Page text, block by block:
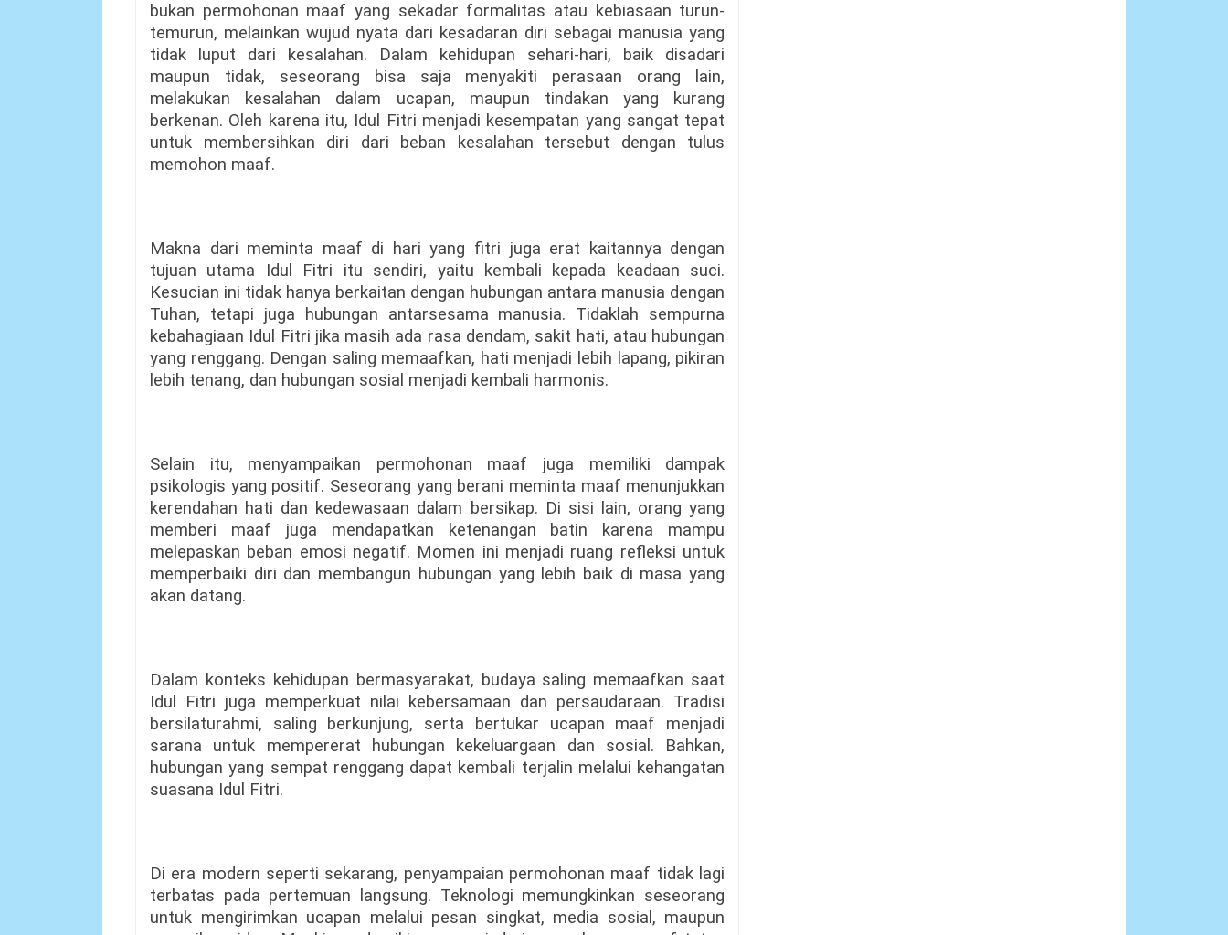
bukan permohonan maaf yang sekadar formalitas atau kebiasaan turun-
temurun, melainkan wujud nyata dari kesadaran diri sebagai manusia yang
tidak luput dari kesalahan. Dalam kehidupan sehari-hari, baik disadari
maupun tidak, seseorang bisa saja menyakiti perasaan orang lain,
melakukan kesalahan dalam ucapan, maupun tindakan yang kurang
berkenan. Oleh karena itu, Idul Fitri menjadi kesempatan yang sangat tepat
untuk membersihkan diri dari beban kesalahan tersebut dengan tulus
memohon maaf.
Makna dari meminta maaf di hari yang fitri juga erat kaitannya dengan
tujuan utama Idul Fitri itu sendiri, yaitu kembali kepada keadaan suci.
Kesucian ini tidak hanya berkaitan dengan hubungan antara manusia dengan
Tuhan, tetapi juga hubungan antarsesama manusia. Tidaklah sempurna
kebahagiaan Idul Fitri jika masih ada rasa dendam, sakit hati, atau hubungan
yang renggang. Dengan saling memaafkan, hati menjadi lebih lapang, pikiran
lebih tenang, dan hubungan sosial menjadi kembali harmonis.
Selain itu, menyampaikan permohonan maaf juga memiliki dampak
psikologis yang positif. Seseorang yang berani meminta maaf menunjukkan
kerendahan hati dan kedewasaan dalam bersikap. Di sisi lain, orang yang
memberi maaf juga mendapatkan ketenangan batin karena mampu
melepaskan beban emosi negatif. Momen ini menjadi ruang refleksi untuk
memperbaiki diri dan membangun hubungan yang lebih baik di masa yang
akan datang.
Dalam konteks kehidupan bermasyarakat, budaya saling memaafkan saat
Idul Fitri juga memperkuat nilai kebersamaan dan persaudaraan. Tradisi
bersilaturahmi, saling berkunjung, serta bertukar ucapan maaf menjadi
sarana untuk mempererat hubungan kekeluargaan dan sosial. Bahkan,
hubungan yang sempat renggang dapat kembali terjalin melalui kehangatan
suasana Idul Fitri.
Di era modern seperti sekarang, penyampaian permohonan maaf tidak lagi
terbatas pada pertemuan langsung. Teknologi memungkinkan seseorang
untuk mengirimkan ucapan melalui pesan singkat, media sosial, maupun